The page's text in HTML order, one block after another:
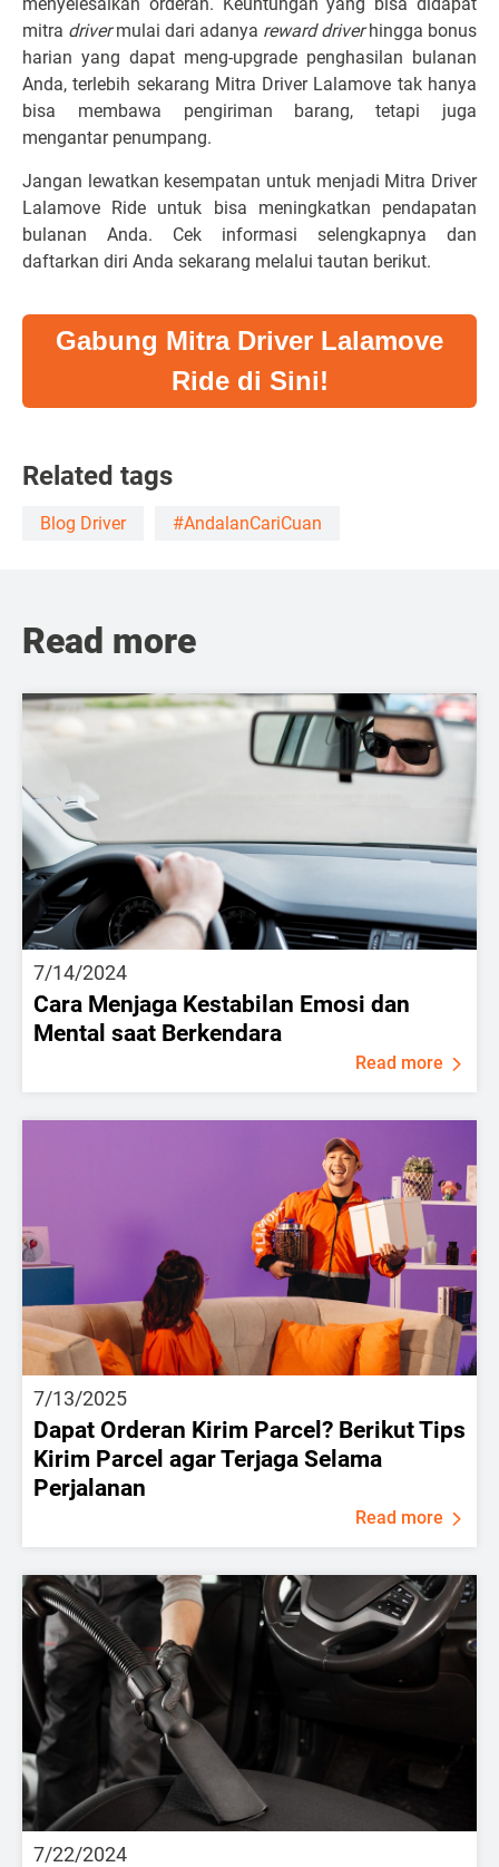
mitra drivermulai dari adanya reward driverhingga bonus
harian yang dapat meng-upgrade penghasilan bulanan
Anda, terlebih sekarang Mitra Driver Lalamove tak hanya
bisa membawa pengiriman barang, tetapi juga
mengantar penumpang.
Jangan lewatkan kesempatan untuk menjadi Mitra Driver
Lalamove Ride untuk bisa meningkatkan pendapatan
bulanan Anda. Cek informasi selengkapnya dan
daftarkan diri Anda sekarang melalui tautan berikut.
Gabung Mitra Driver Lalamove
Ride di Sini!
Related tags
Blog Driver #AndalanCariCuan
Read more
7/14/2024
Cara Menjaga Kestabilan Emosi dan
Mental saat Berkendara
Read more
7/13/2025
Dapat Orderan Kirim Parcel? Berikut Tips
Kirim Parcel agar Terjaga Selama
Perjalanan
Read more
7/22/2024